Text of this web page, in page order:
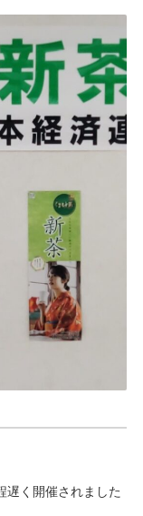
遅く開催されました